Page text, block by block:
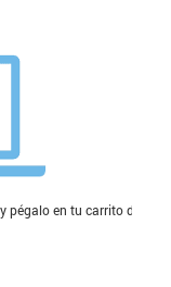
en tu carrito de